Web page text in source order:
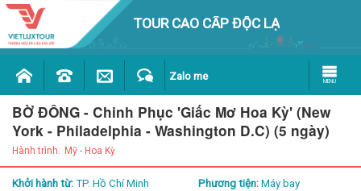
TOUR CAO CẤP ĐỘC LẠ
Zalo me MENU
BỜ ĐÔNG - Chinh Phục 'Giấc Mơ Hoa Kỳ' (New
York - Philadelphia - Washington D.C) (5 ngày)
Hành trình: Mỹ - Hoa Kỳ
Khởi hành từ: TP. Hồ Chí Minh Phương tiện: Máy bay